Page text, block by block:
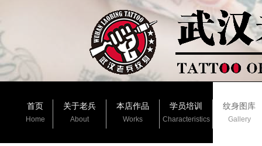
首页
Home
关于老兵
About
本店作品
Works
学员培训
Characteristics
纹身图库
Gallery